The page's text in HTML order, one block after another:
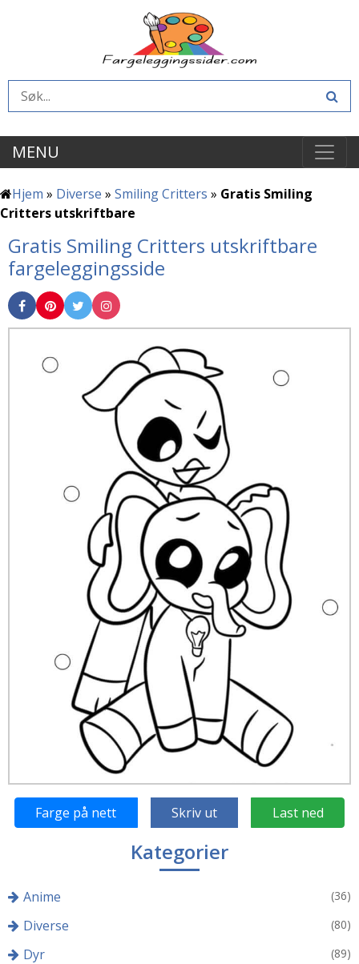
MENU
Hjem » Diverse » Smiling Critters » Gratis Smiling
Critters utskriftbare
Gratis Smiling Critters utskriftbare
fargeleggingsside
Farge på nett Skriv ut Last ned
Kategorier
Anime (36)
Diverse (80)
Dyr (89)